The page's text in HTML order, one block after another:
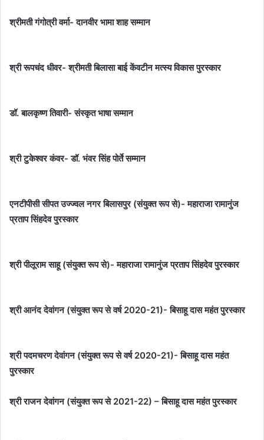
श्रीमती गंगोत्री वर्मा- दानवीर भामा शाह सम्मान
श्री रूपचंद धीवर- श्रीमती बिलासा बाई केंवटीन मत्स्य विकास पुरस्कार
डॉ. बालकृष्ण तिवारी- संस्कृत भाषा सम्मान
श्री टुकेश्वर कंवर- डॉ. भंवर सिंह पोर्ते सम्मान
एनटीपीसी सीपत उज्ज्वल नगर बिलासपुर (संयुक्त रूप से)- महाराजा रामानुंज
प्रताप सिंहदेव पुरस्कार
श्री पीलूराम साहू (संयुक्त रूप से)- महाराजा रामानुंज प्रताप सिंहदेव पुरस्कार
श्री आनंद देवांगन (संयुक्त रूप से वर्ष 2020-21)- बिसाहू दास महंत पुरस्कार
श्री पदमचरण देवांगन (संयुक्त रूप से वर्ष 2020-21)- बिसाहू दास महंत
पुरस्कार
श्री राजन देवांगन (संयुक्त रूप से 2021-22) – बिसाहू दास महंत पुरस्कार